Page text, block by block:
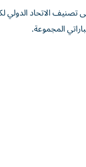
تصنيف الاتحاد الدولي
المجموعة.